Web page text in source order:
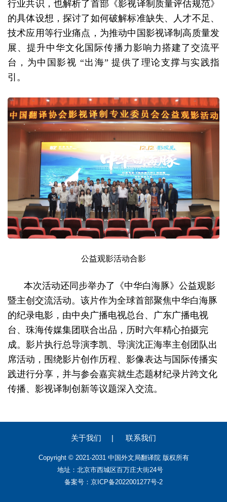
行业共识，也解析了首部 《影视译制质量评估规范》
的具体设想 ，探讨了如何破解标准缺失、人才不足、
技术应用等行业痛点，为推动中国影视译制高质量发
展、提升中华文化国际传播力影响力搭建了交流平
台，为中国影视 “出海” 提供了理论支撑与实践指
引。
公益观影活动合影
本次活动还同步举办了《中华白海豚》公益观影
暨主创交流活动。该片作为全球首部聚焦中华白海豚
的纪录电影，由中央广播电视总台、广东广播电视
台、珠海传媒集团联合出品，历时六年精心拍摄完
成。影片执行总导演李凯、导演沈正海率主创团队出
席活动，围绕影片创作历程、影像表达与国际传播实
践进行分享，并与参会嘉宾就生态题材纪录片跨文化
传播、影视译制创新等议题深入交流。
关于我们 | 联系我们
Copyright © 2021-2031 中国外文局翻译院 版权所有
地址：北京市西城区百万庄大街24号
备案号：京ICP备2022001277号-2